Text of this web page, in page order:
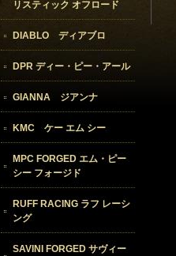
リスティック オフロード
DIABLO ディアブロ
DPR ディー・ピー・アール
GIANNA ジアンナ
KMC ケー エム シー
MPC FORGED エム・ピー
シー フォージド
RUFF RACING ラフ レーシ
ング
SAVINI FORGED サヴィー